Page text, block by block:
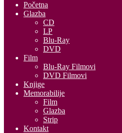
Početna
Glazba
CD
LP
Blu-Ray
DVD
Film
Blu-Ray Filmovi
DVD Filmovi
Knjige
Memorabilije
Film
Glazba
Strip
Kontakt